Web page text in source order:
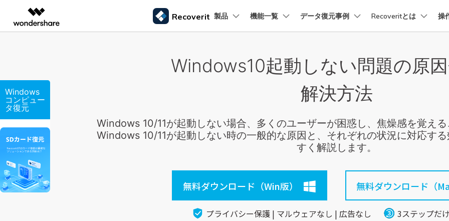
製品
Filmora
動画編集ソフト
UniConverter
DVD Memory
DVD作成ソフト
DemoCreator
画面録画ソフト
Media.io
AI動画・画像・音楽ジェネレーター
作図＆製図 PDF編集
PDFelement
PDF編集ソフト
HiPDF
PDF編集オンラインツール
データ
スマート
子供の安
法人・教育・パートナー
パートナープログ
ラム
PDF ソリューション 作図＆製図
EdrawMax
動画編集＆変換
企業情報
創業者メッセージ
お問い合わせ
プラン＆価格
Recoverit 製品
Windowsデータ復元ならRecoverit！確実な復元技術と安心のサポート
Recoverit for Mac
AI
Macの大切なデータを制限なく完全復元
Recoverit 無料版
消えたデータ/ 誤削除したデ
機能一覧
メモリーカード復元
USBデータ復元
パーティション復元
ごみ箱復元
データ復元事例
ファイル復元
外付けデバイス復元
HDD復元・復旧
パソコン復元
Windowsコンピュータ復
パソコン起動しない復元
詳しくは
Recoveritとは
信頼できるSDカード復元ソフト
99%以上の復旧率を誇るSDカードデータ復元ソフ
Macで使える最良のデータ復元ソフト
3ステップで、Macシステムからあらゆるデータを
復元
専門業者でも利用されているHDD復
カスタマーストーリー
カメラマンのデータ復元ストーリー
シニアたちのデータ復元ストーリー
すべてのストーリーを読む >>
人気内容
2025世界バックアップデー
Recoveritブランドブック
業界をリードする、安全で信頼性の高い
操
Windows10起動しない問題の原
解決方法
Windows 10/11が起動しない場合、多くのユーザーが困惑し、焦燥感を覚え
Windows 10/11が起動しない時の一般的な原因と、それぞれの状況に対応す
すく解説します。
無料ダウンロード（Win版） 無料ダウンロード（
プライバシー保護 | マルウェアなし | 広告なし 3ステップだ
Windows
コンピュー
タ復元